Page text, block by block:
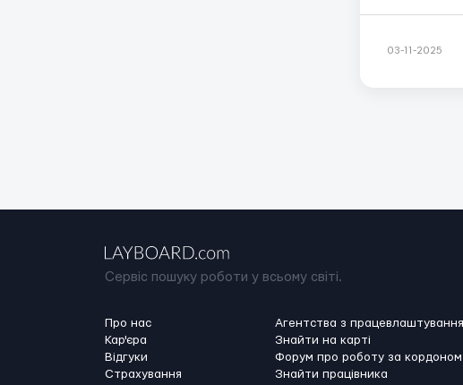
основ
03-11-2025
Сервіс пошуку роботи у всьому світі.
Про нас
Кар'єра
Відгуки
Страхування
Агентства з працевлаштування
Знайти на карті
Форум про роботу за кордоном
Знайти працівника